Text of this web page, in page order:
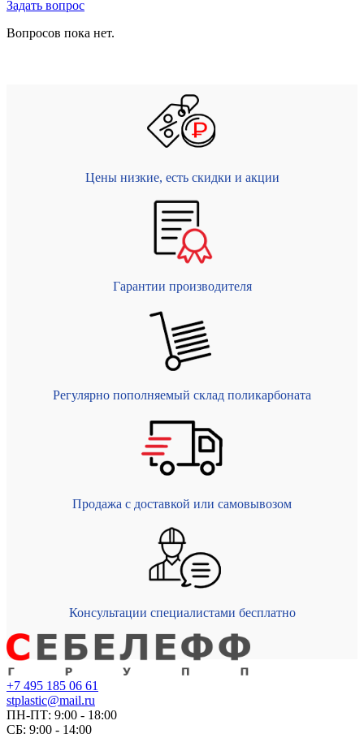
Задать вопрос
Вопросов пока нет.
Цены низкие, есть скидки и акции
Гарантии производителя
Регулярно пополняемый склад поликарбоната
Продажа с доставкой или самовывозом
Консультации специалистами бесплатно
+7 495 185 06 61
stplastic@mail.ru
ПН-ПТ: 9:00 - 18:00
СБ: 9:00 - 14:00